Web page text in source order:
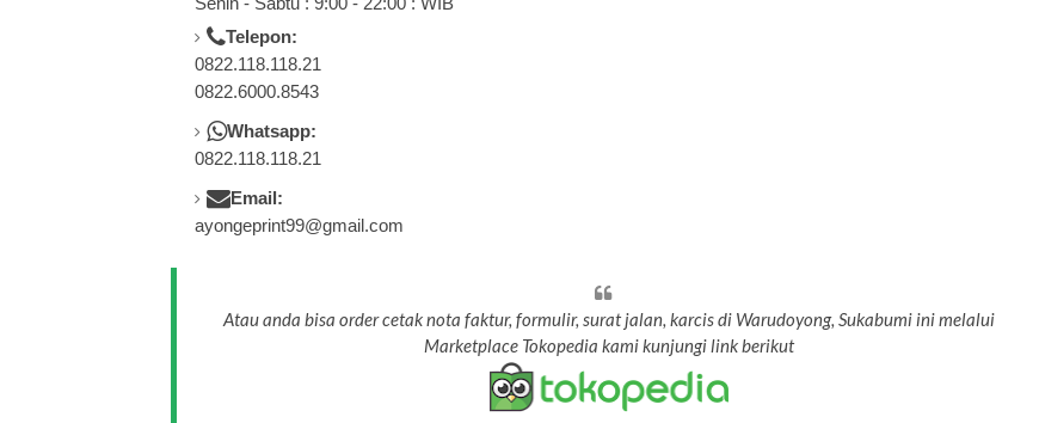
Telepon:
0822.118.118.21
0822.6000.8543
Whatsapp:
0822.118.118.21
Email:
ayongeprint99@gmail.com
Atau anda bisa order cetak nota faktur, formulir, surat jalan, karcis di Warudoyong, Sukabumi ini melalui
Marketplace Tokopedia kami kunjungi link berikut